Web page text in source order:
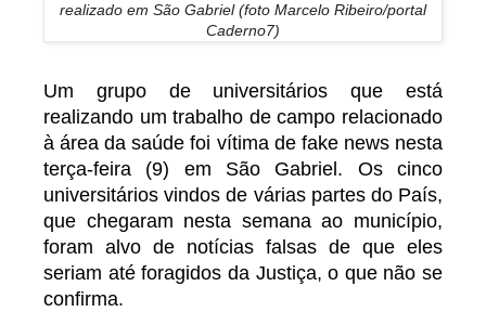
realizado em São Gabriel (foto Marcelo Ribeiro/portal
Caderno7)
Um grupo de universitários que está
realizando um trabalho de campo relacionado
à área da saúde foi vítima de fake news nesta
terça-feira (9) em São Gabriel. Os cinco
universitários vindos de várias partes do País,
que chegaram nesta semana ao município,
foram alvo de notícias falsas de que eles
seriam até foragidos da Justiça, o que não se
confirma.